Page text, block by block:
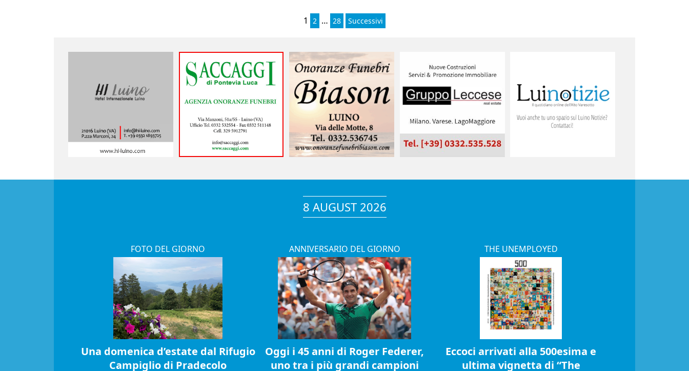
1 2 … 28 Successivi
8 AUGUST 2026
FOTO DEL GIORNO
Una domenica d’estate dal Rifugio
Campiglio di Pradecolo
ANNIVERSARIO DEL GIORNO
Oggi i 45 anni di Roger Federer,
uno tra i più grandi campioni
THE UNEMPLOYED
Eccoci arrivati alla 500esima e
ultima vignetta di “The